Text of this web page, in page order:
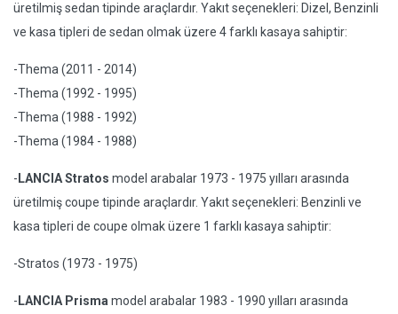
üretilmiş sedan tipinde araçlardır. Yakıt seçenekleri: Dizel, Benzinli
ve kasa tipleri de sedan olmak üzere 4 farklı kasaya sahiptir:
-Thema (2011 - 2014)
-Thema (1992 - 1995)
-Thema (1988 - 1992)
-Thema (1984 - 1988)
- LANCIA Stratos model arabalar 1973 - 1975 yılları arasında
üretilmiş coupe tipinde araçlardır. Yakıt seçenekleri: Benzinli ve
kasa tipleri de coupe olmak üzere 1 farklı kasaya sahiptir:
-Stratos (1973 - 1975)
- LANCIA Prisma model arabalar 1983 - 1990 yılları arasında